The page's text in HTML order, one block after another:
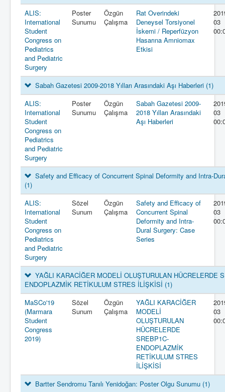
ALIS:
International
Student
Congress on
Pediatrics
and Pediatric
Surgery
Poster
Sunumu
Özgün
Çalışma
Rat Overindeki
Deneysel Torsiyonel
İskemi / Reperfüzyon
Hasarına Amniomax
Etkisi
03
Sabah Gazetesi 2009-2018 Yılları Arasındaki Aşı Haberleri (1)
ALIS:
International
Student
Congress on
Pediatrics
and Pediatric
Surgery
Poster
Sunumu
Özgün
Çalışma
Sabah Gazetesi 2009-
2018 Yılları Arasındaki
Aşı Haberleri
03
Safety and Efficacy of Concurrent Spinal Deformity and Intra-
(1)
ALIS:
International
Student
Congress on
Pediatrics
and Pediatric
Surgery
Sözel
Sunum
Özgün
Çalışma
Safety and Efficacy of
Concurrent Spinal
Deformity and Intra-
Dural Surgery: Case
Series
03
YAĞLI KARACİĞER MODELİ OLUŞTURULAN HÜCRELERDE
ENDOPLAZMİK RETİKULUM STRES İLİŞKİSİ (1)
MaSCo'19
(Marmara
Student
Congress
2019)
Sözel
Sunum
Özgün
Çalışma
YAĞLI KARACİĞER
MODELİ
OLUŞTURULAN
HÜCRELERDE
SREBP1C-
ENDOPLAZMİK
RETİKULUM STRES
İLİŞKİSİ
03
Bartter Sendromu Tanılı Yenidoğan: Poster Olgu Sunumu (1)